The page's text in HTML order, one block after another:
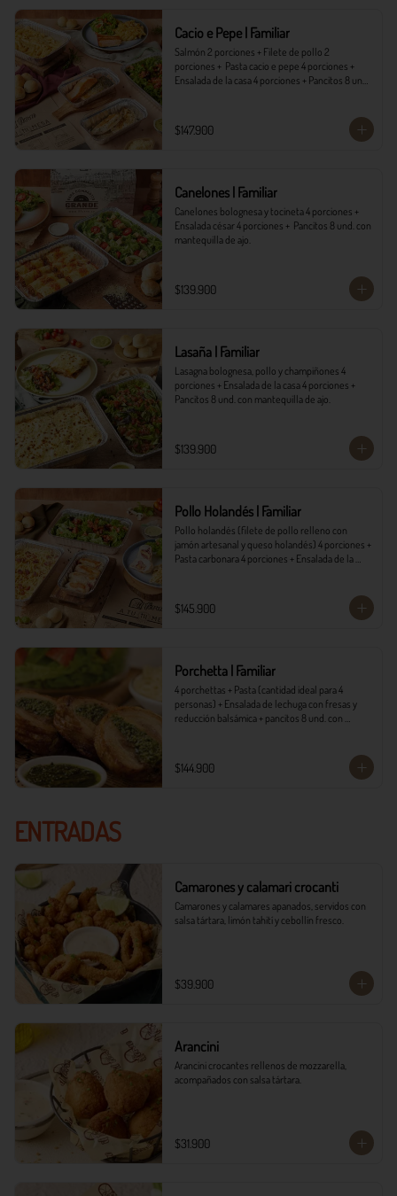
Cacio e Pepe | Familiar
Salmón 2 porciones + Filete de pollo 2
porciones +  Pasta cacio e pepe 4 porciones +
Ensalada de la casa 4 porciones + Pancitos 8 und.
$147.900
Canelones | Familiar
Canelones bolognesa y tocineta 4 porciones +
Ensalada césar 4 porciones +  Pancitos 8 und. con
mantequilla de ajo.
$139.900
Lasaña | Familiar
Lasagna bolognesa, pollo y champiñones 4
porciones + Ensalada de la casa 4 porciones +
Pancitos 8 und. con mantequilla de ajo.
$139.900
Pollo Holandés | Familiar
Pollo holandés (filete de pollo relleno con
jamón artesanal y queso holandés) 4 porciones +
Pasta carbonara 4 porciones + Ensalada de la
$145.900
Porchetta | Familiar
4 porchettas + Pasta (cantidad ideal para 4
personas) + Ensalada de lechuga con fresas y
reducción balsámica + pancitos 8 und. con
$144.900
ENTRADAS
Camarones y calamari crocanti
Camarones y calamares apanados, servidos con
salsa tártara, limón tahití y cebollín fresco.
$39.900
Arancini
Arancini crocantes rellenos de mozzarella,
acompañados con salsa tártara.
$31.900